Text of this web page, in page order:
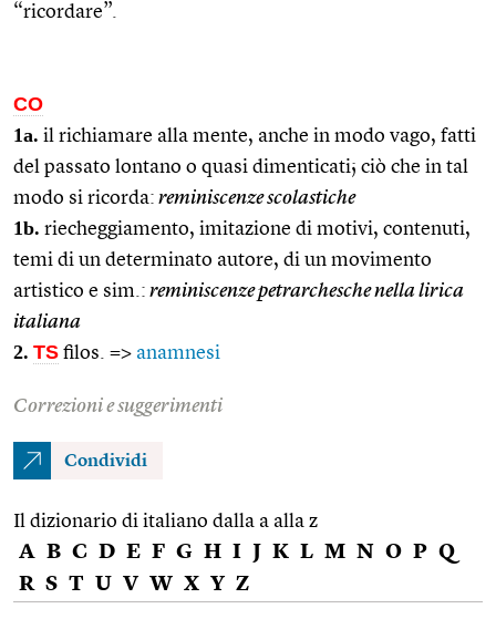
“ricordare”.
CO
1a. il richiamare alla mente, anche in modo vago, fatti
del passato lontano o quasi dimenticati; ciò che in tal
modo si ricorda: reminiscenze scolastiche
1b. riecheggiamento, imitazione di motivi, contenuti,
temi di un determinato autore, di un movimento
artistico e sim.: reminiscenze petrarchesche nella lirica
italiana
2. TS filos. => anamnesi
Correzioni e suggerimenti
Condividi
Il dizionario di italiano dalla a alla z
A B C D E F G H I J K L M N O P Q
R S T U V W X Y Z